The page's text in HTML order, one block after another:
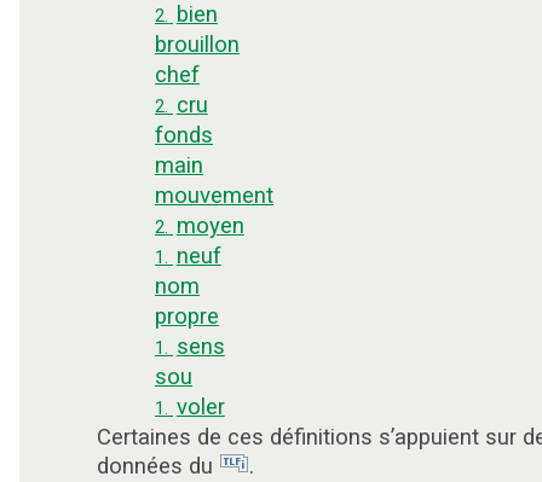
2. bien
brouillon
chef
2. cru
fonds
main
mouvement
2. moyen
1. neuf
nom
propre
1. sens
sou
1. voler
Certaines de ces définitions s’appuient sur
données du
.